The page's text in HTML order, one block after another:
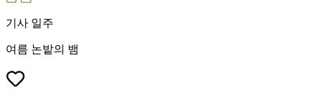
기사 일주
여름 논밭의 뱀